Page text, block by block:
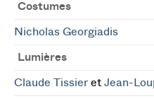
Costumes
Nicholas Georgiadis
Lumières
Claude Tissieret Jean-